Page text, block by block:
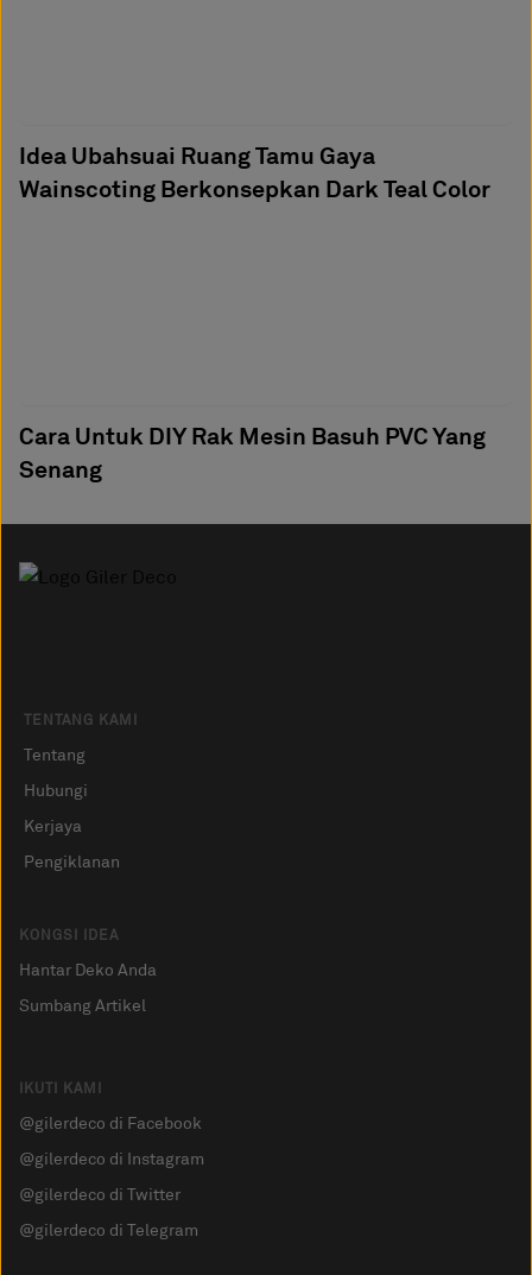
Idea Ubahsuai Ruang Tamu Gaya
Wainscoting Berkonsepkan Dark Teal Color
Cara Untuk DIY Rak Mesin Basuh PVC Yang
Senang
TENTANG KAMI
Tentang
Hubungi
Kerjaya
Pengiklanan
KONGSI IDEA
Hantar Deko Anda
Sumbang Artikel
IKUTI KAMI
@gilerdeco di Facebook
@gilerdeco di Instagram
@gilerdeco di Twitter
@gilerdeco di Telegram